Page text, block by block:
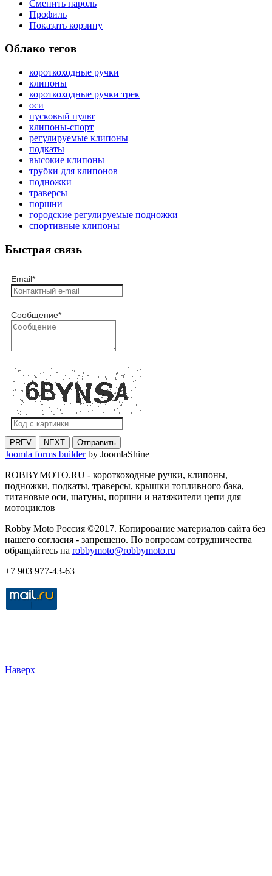
Сменить пароль
Профиль
Показать корзину
Облако тегов
короткоходные ручки
клипоны
короткоходные ручки трек
оси
пусковый пульт
клипоны-спорт
регулируемые клипоны
подкаты
высокие клипоны
трубки для клипонов
подножки
траверсы
поршни
городские регулируемые подножки
спортивные клипоны
Быстрая связь
Email*
Сообщение*
PREV NEXT Отправить
Joomla forms builderby JoomlaShine
ROBBYMOTO.RU - короткоходные ручки, клипоны,
подножки, подкаты, траверсы, крышки топливного бака,
титановые оси, шатуны, поршни и натяжители цепи для
мотоциклов
Robby Moto Россия ©2017. Копирование материалов сайта без
нашего согласия - запрещено. По вопросам сотрудничества
обращайтесь на robbymoto@robbymoto.ru
+7 903 977-43-63
Наверх